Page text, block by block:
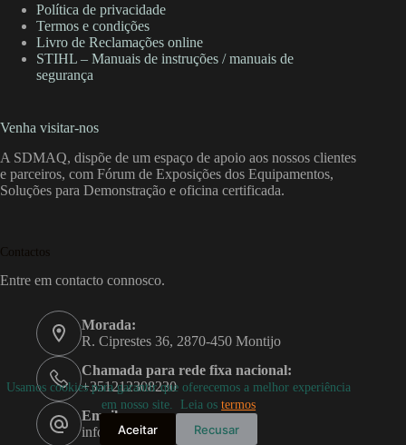
Usamos cookies para garantir que oferecemos a melhor experiência
em nosso site. Leia ostermos
Aceitar Recusar
Política de privacidade
Termos e condições
Livro de Reclamações online
STIHL – Manuais de instruções / manuais de
segurança
Venha visitar-nos
A SDMAQ, dispõe de um espaço de apoio aos nossos clientes
e parceiros, com Fórum de Exposições dos Equipamentos,
Soluções para Demonstração e oficina certificada.
Contactos
Entre em contacto connosco.
Morada:
R. Ciprestes 36, 2870-450 Montijo
Chamada para rede fixa nacional:
+351212308230
Email:
info@sdmaq.pt